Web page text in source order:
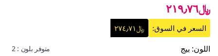
﷼٢١٩٫٧٦
السعر في السوق: ﷼٢٧٤٫٧١
اللون: بيج متوفر بلون : 2